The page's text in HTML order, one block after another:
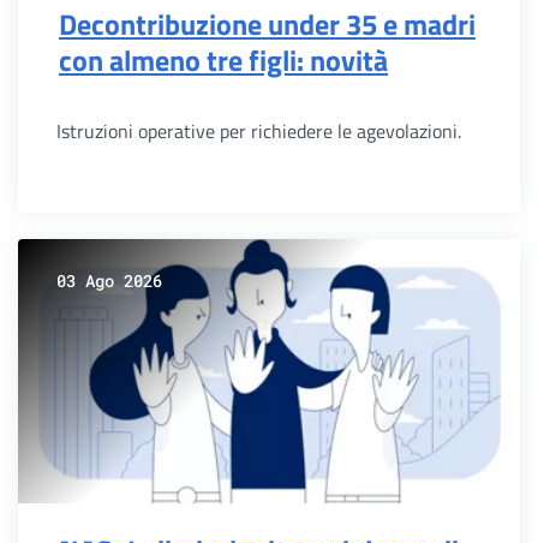
Decontribuzione under 35 e madri
con almeno tre figli: novità
Istruzioni operative per richiedere le agevolazioni.
03 Ago 2026